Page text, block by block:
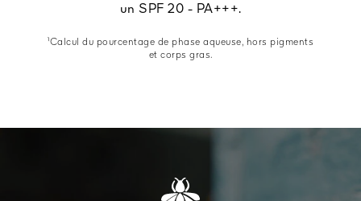
un SPF 20 - PA+++.
¹Calcul du pourcentage de phase aqueuse, hors pigments
et corps gras.